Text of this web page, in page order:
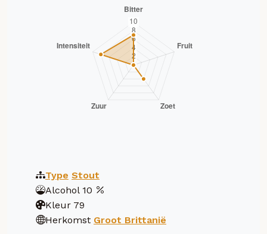
Type Stout
Alcohol 10
Kleur 79
Herkomst Groot Brittanië